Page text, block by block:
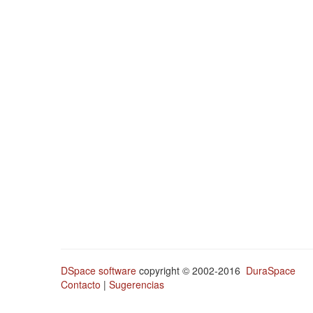
DSpace software copyright © 2002-2016 DuraSpace
Contacto | Sugerencias